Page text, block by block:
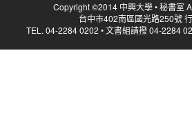
Copyright ©2014 中興大學 • 秘書室
台中市402南區國光路250號
TEL. 04-2284 0202 • 文書組請撥 04-2284